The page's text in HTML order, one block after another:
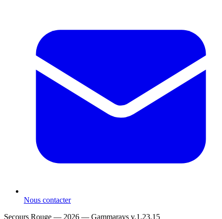
Nous contacter
Secours Rouge — 2026 — Gammarays v.1.23.15